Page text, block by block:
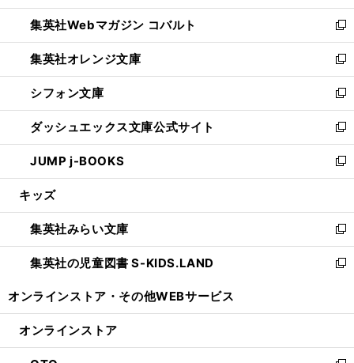
開
く
ウ
で
開
く
ン
ド
ウ
で
開
く
ウ
ィ
ン
ド
ウ
で
開
く
集英社Webマガジン コバルト
新
し
い
ウ
ィ
ン
ド
ウ
で
開
集英社オレンジ文庫
新
し
い
ウ
ィ
ン
ド
ウ
開
く
シフォン文庫
新
し
い
ウ
ィ
ン
ウ
で
開
く
ダッシュエックス文庫公式サイト
新
し
い
ウ
ン
ド
ウ
で
JUMP j-BOOKS
新
し
ウ
ィ
ン
ド
開
キッズ
集英社みらい文庫
新
し
い
ン
ウ
集英社の児童図書 S-KIDS.LAND
新
ウ
ン
オンラインストア・ その他WEBサービス
オンラインストア